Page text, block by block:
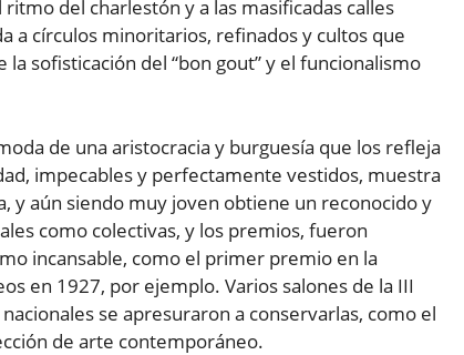
del charlestón y a las masificadas calles
a círculos minoritarios, refinados y cultos que
sofisticación del “bon gout” y el funcionalismo
de una aristocracia y burguesía que los refleja
impecables y perfectamente vestidos, muestra
y aún siendo muy joven obtiene un reconocido y
como colectivas, y los premios, fueron
incansable, como el primer premio en la
en 1927, por ejemplo. Varios salones de la III
se apresuraron a conservarlas, como el
de arte contemporáneo.